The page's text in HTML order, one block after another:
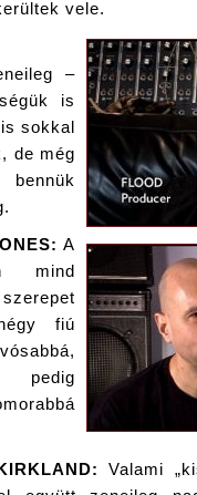
vele.
–
is
is sokkal
de még
A
mind
fiú
pedig
Valami